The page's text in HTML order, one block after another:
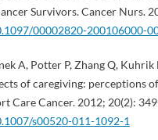
Survivors. Cancer Nurs.
00002820-200106000-
A, Potter P, Zhang Q,
of caregiving: perceptions
Care Cancer. 2012; 20(2):
s00520-011-1092-1